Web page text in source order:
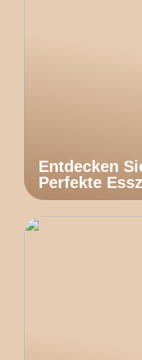
Entdecken
Perfekte